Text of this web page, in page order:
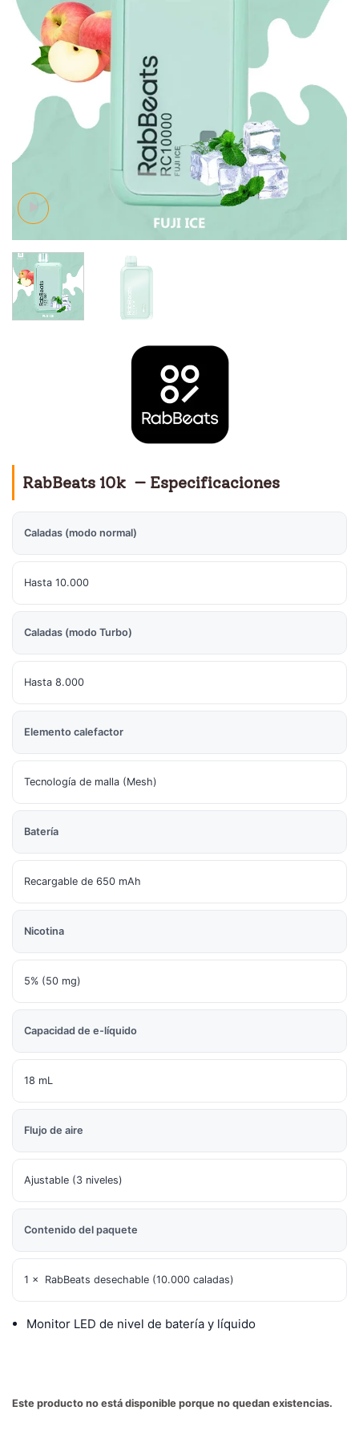
RabBeats 10k — Especificaciones
Caladas (modo normal)
Hasta 10.000
Caladas (modo Turbo)
Hasta 8.000
Elemento calefactor
Tecnología de malla (Mesh)
Batería
Recargable de 650 mAh
Nicotina
5% (50 mg)
Capacidad de e-líquido
18 mL
Flujo de aire
Ajustable (3 niveles)
Contenido del paquete
1 × RabBeats desechable (10.000 caladas)
Monitor LED de nivel de batería y líquido
Este producto no está disponible porque no quedan existencias.